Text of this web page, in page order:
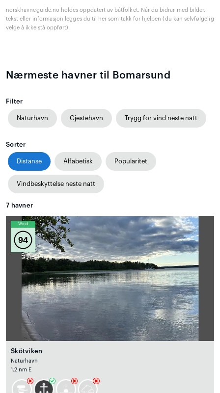
norskhavneguide.no holdes oppdatert av båtfolket. Når du bidrar med bilder,
tekst eller informasjon legges du til her som takk for hjelpen (du kan selvfølgelig
velge å ikke stå oppført).
Nærmeste havner til Bomarsund
Filter
Naturhavn Gjestehavn Trygg for vind neste natt
Sorter
Distanse Alfabetisk Popularitet
Vindbeskyttelse neste natt
7 havner
Wind
94
Skötviken
Naturhavn
1.2 nm E